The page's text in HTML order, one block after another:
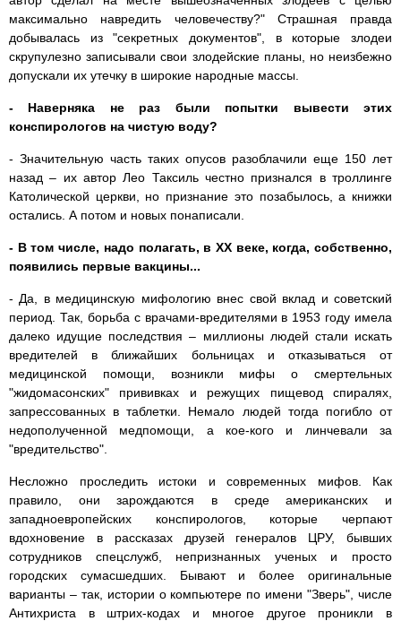
максимально навредить человечеству?" Страшная правда
добывалась из "секретных документов", в которые злодеи
скрупулезно записывали свои злодейские планы, но неизбежно
допускали их утечку в широкие народные массы.
- Наверняка не раз были попытки вывести этих
конспирологов на чистую воду?
- Значительную часть таких опусов разоблачили еще 150 лет
назад – их автор Лео Таксиль честно признался в троллинге
Католической церкви, но признание это позабылось, а книжки
остались. А потом и новых понаписали.
- В том числе, надо полагать, в XX веке, когда, собственно,
появились первые вакцины...
- Да, в медицинскую мифологию внес свой вклад и советский
период. Так, борьба с врачами-вредителями в 1953 году имела
далеко идущие последствия – миллионы людей стали искать
вредителей в ближайших больницах и отказываться от
медицинской помощи, возникли мифы о смертельных
"жидомасонских" прививках и режущих пищевод спиралях,
запрессованных в таблетки. Немало людей тогда погибло от
недополученной медпомощи, а кое-кого и линчевали за
"вредительство".
Несложно проследить истоки и современных мифов. Как
правило, они зарождаются в среде американских и
западноевропейских конспирологов, которые черпают
вдохновение в рассказах друзей генералов ЦРУ, бывших
сотрудников спецслужб, непризнанных ученых и просто
городских сумасшедших. Бывают и более оригинальные
варианты – так, истории о компьютере по имени "Зверь", числе
Антихриста в штрих-кодах и многое другое проникли в